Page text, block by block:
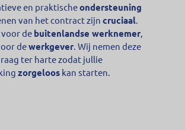
en praktischeondersteuning
van het contract zijn cruciaal
de buitenlandse werknemer
dewerkgever . Wij nemen deze
ter harte zodat jullie
zorgeloos kan starten.